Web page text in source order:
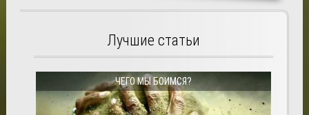
Лучшие статьи
ЧЕГО МЫ БОИМСЯ?